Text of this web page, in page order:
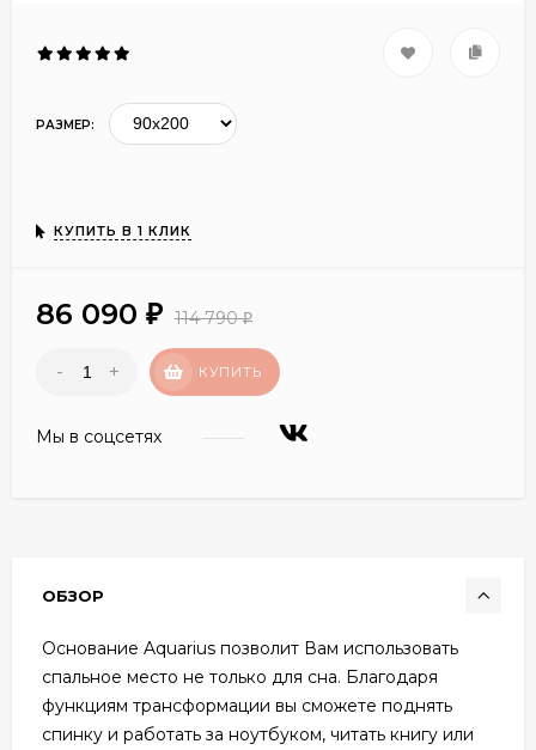
РАЗМЕР:
КУПИТЬ В 1 КЛИК
86 090 ₽ 114 790₽
- + КУПИТЬ
Мы в соцсетях
ОБЗОР
Основание Aquarius позволит Вам использовать
спальное место не только для сна. Благодаря
функциям трансформации вы сможете поднять
спинку и работать за ноутбуком, читать книгу или